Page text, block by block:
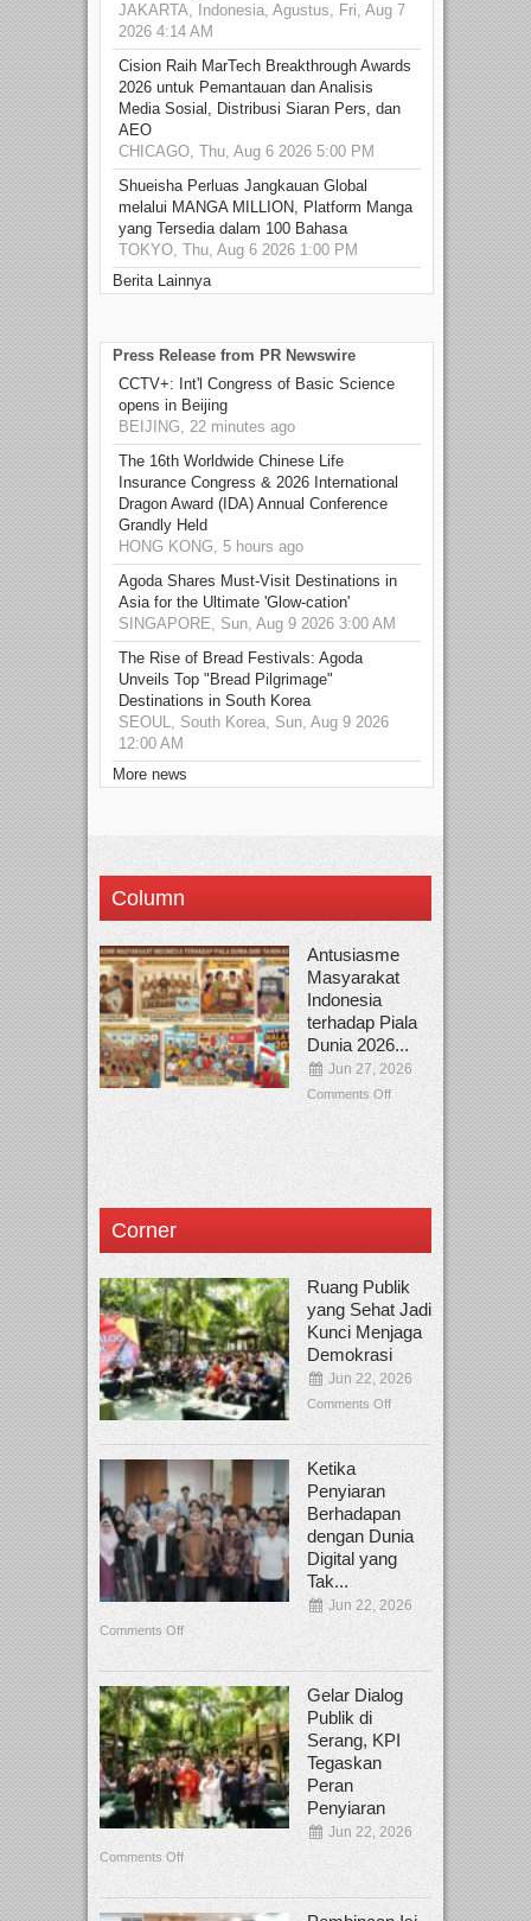
JAKARTA, Indonesia, Agustus, Fri, Aug 7
2026 4:14 AM
Cision Raih MarTech Breakthrough Awards
2026 untuk Pemantauan dan Analisis
Media Sosial, Distribusi Siaran Pers, dan
AEO
CHICAGO, Thu, Aug 6 2026 5:00 PM
Shueisha Perluas Jangkauan Global
melalui MANGA MILLION, Platform Manga
yang Tersedia dalam 100 Bahasa
TOKYO, Thu, Aug 6 2026 1:00 PM
Berita Lainnya
Press Release from PR Newswire
CCTV+: Int'l Congress of Basic Science
opens in Beijing
BEIJING, 22 minutes ago
The 16th Worldwide Chinese Life
Insurance Congress & 2026 International
Dragon Award (IDA) Annual Conference
Grandly Held
HONG KONG, 5 hours ago
Agoda Shares Must-Visit Destinations in
Asia for the Ultimate 'Glow-cation'
SINGAPORE, Sun, Aug 9 2026 3:00 AM
The Rise of Bread Festivals: Agoda
Unveils Top "Bread Pilgrimage"
Destinations in South Korea
SEOUL, South Korea, Sun, Aug 9 2026
12:00 AM
More news
Column
Antusiasme
Masyarakat
Indonesia
terhadap Piala
Dunia 2026...
Jun 27, 2026
Comments Off
Corner
Ruang Publik
yang Sehat Jadi
Kunci Menjaga
Demokrasi
Jun 22, 2026
Comments Off
Ketika
Penyiaran
Berhadapan
dengan Dunia
Digital yang
Tak...
Jun 22, 2026
Comments Off
Gelar Dialog
Publik di
Serang, KPI
Tegaskan
Peran
Penyiaran
Jun 22, 2026
Comments Off